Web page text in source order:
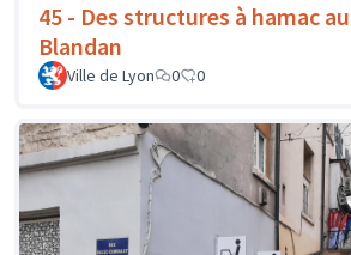
45 - Des structures à hamac
Blandan
Ville de Lyon 0 0